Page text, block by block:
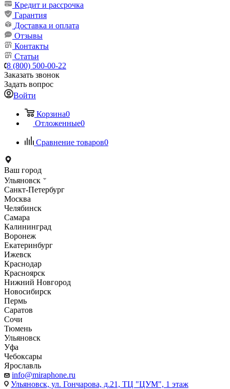
Кредит и рассрочка
Гарантия
Доставка и оплата
Отзывы
Контакты
Статьи
8 (800) 500-00-22
Заказать звонок
Задать вопрос
Войти
Корзина0
Отложенные0
Сравнение товаров0
Ваш город
Ульяновск
Санкт-Петербург
Москва
Челябинск
Самара
Калининград
Воронеж
Екатеринбург
Ижевск
Краснодар
Красноярск
Нижний Новгород
Новосибирск
Пермь
Саратов
Сочи
Тюмень
Ульяновск
Уфа
Чебоксары
Ярославль
info@miraphone.ru
Ульяновск, ул. Гончарова, д.21, ТЦ "ЦУМ", 1 этаж